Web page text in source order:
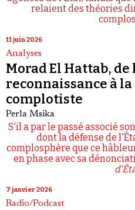
relaient des théories
11 juin 2026
Analyses
Morad El Hattab, de
reconnaissance à
complotiste
Perla Msika
S'il a par le passé associé
dont la défense de
complosphère que ce
en phase avec sa
7 janvier 2026
Radio/Podcast